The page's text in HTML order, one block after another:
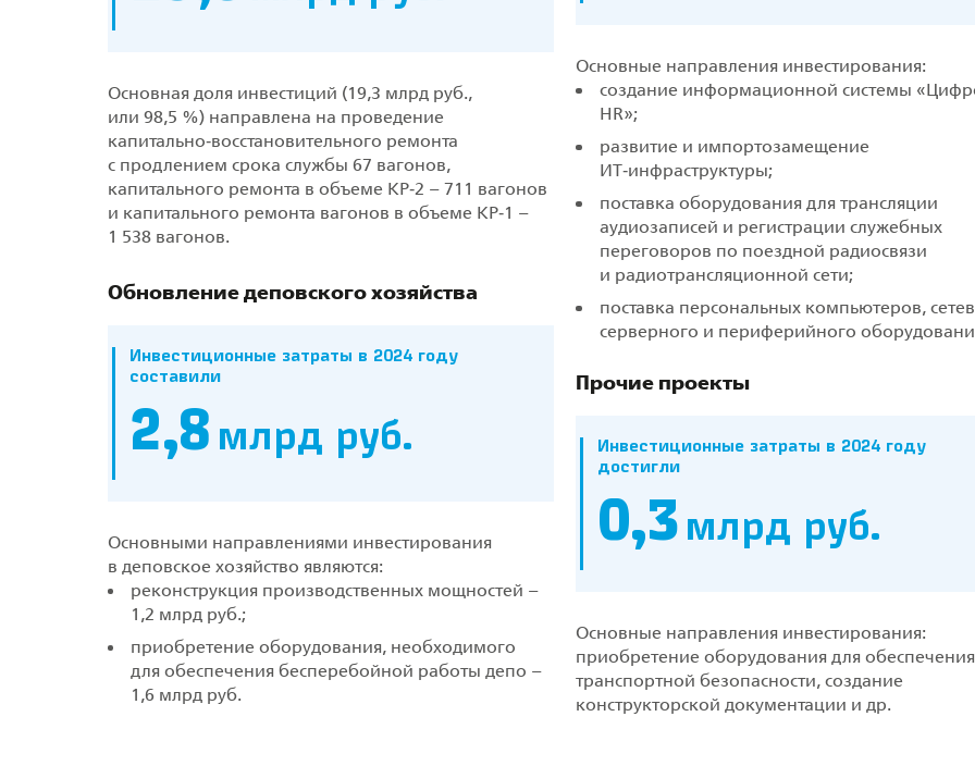
Основная доля инвестиций (19,3 млрд руб.,
или 98,5 %) направлена на проведение
капитально‑восстановительного ремонта
с продлением срока службы 67 вагонов,
капитального ремонта в объеме КР‑2 – 711 вагонов
и капитального ремонта вагонов в объеме КР‑1 –
1 538 вагонов.
Обновление деповского хозяйства
Инвестиционные затраты в 2024 году
составили
2,8 млрд руб.
Основными направлениями инвестирования
в деповское хозяйство являются:
реконструкция производственных мощностей –
1,2 млрд руб.;
приобретение оборудования, необходимого
для обеспечения бесперебойной работы депо –
1,6 млрд руб.
Основные направления инвестирования:
создание информационной системы
HR»;
развитие и импортозамещение
ИТ‑инфраструктуры;
поставка оборудования для трансляции
аудиозаписей и регистрации служебных
переговоров по поездной радиосвязи
и радиотрансляционной сети;
поставка персональных компьютеров,
серверного и периферийного
Прочие проекты
Инвестиционные затраты в 2024 году
достигли
0,3 млрд руб.
Основные направления инвестирования:
приобретение оборудования для обеспечения
транспортной безопасности, создание
конструкторской документации и др.